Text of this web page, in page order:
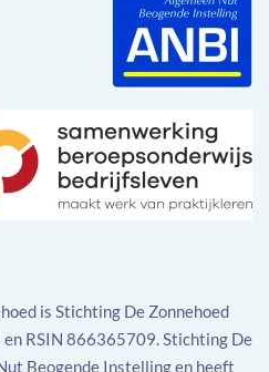
is Stichting De Zonnehoed
RSIN 866365709. Stichting De
Beogende Instelling en heeft